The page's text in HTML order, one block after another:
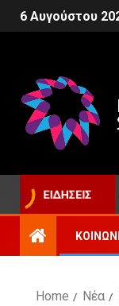
6 Αυγούστου
ΕΙΔΉΣΕΙΣ
στο Ρίο,
Home Νέα